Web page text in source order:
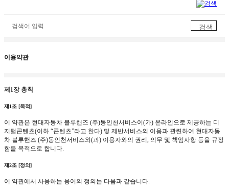
이용약관
제1장 총칙
제1조 [목적]
이 약관은 현대자동차 블루핸즈 (주)동인천서비스이(가) 온라인으로 제공하는 디
지털콘텐츠(이하 “콘텐츠”라고 한다) 및 제반서비스의 이용과 관련하여 현대자동
차 블루핸즈 (주)동인천서비스와(과) 이용자와의 권리, 의무 및 책임사항 등을 규정
함을 목적으로 합니다.
제2조 [정의]
이 약관에서 사용하는 용어의 정의는 다음과 같습니다.